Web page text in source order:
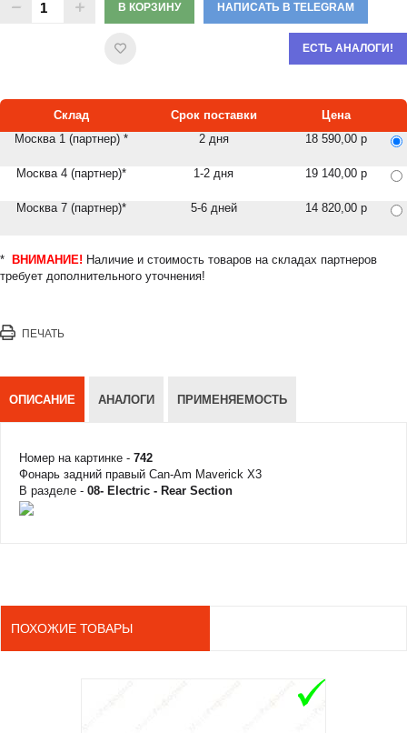
В КОРЗИНУ НАПИСАТЬ В TELEGRAM
ЕСТЬ АНАЛОГИ!
Склад Срок поставки
Цена
Москва 1 (партнер) *
2 дня 18 590,00 р
Москва 4 (партнер)* 1-2 дня 19 140,00 р
Москва 7 (партнер)* 5-6 дней 14 820,00 р
* ВНИМАНИЕ! Наличие и стоимость товаров на складах партнеров
требует дополнительного уточнения!
ПЕЧАТЬ
ОПИСАНИЕ АНАЛОГИ ПРИМЕНЯЕМОСТЬ
Номер на картинке - 742
Фонарь задний правый Can-Am Maverick X3
В разделе - 08- Electric - Rear Section
ПОХОЖИЕ ТОВАРЫ